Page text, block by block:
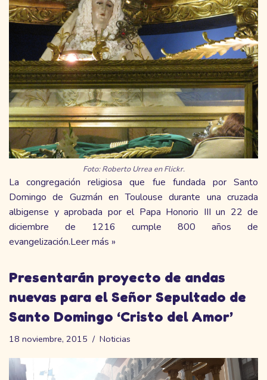
Foto: Roberto Urrea en Flickr.
La congregación religiosa que fue fundada por Santo
Domingo de Guzmán en Toulouse durante una cruzada
albigense y aprobada por el Papa Honorio III un 22 de
diciembre de 1216 cumple 800 años de
evangelización.Leer más »
Presentarán proyecto de andas
nuevas para el Señor Sepultado de
Santo Domingo ‘Cristo del Amor’
18 noviembre, 2015 Noticias